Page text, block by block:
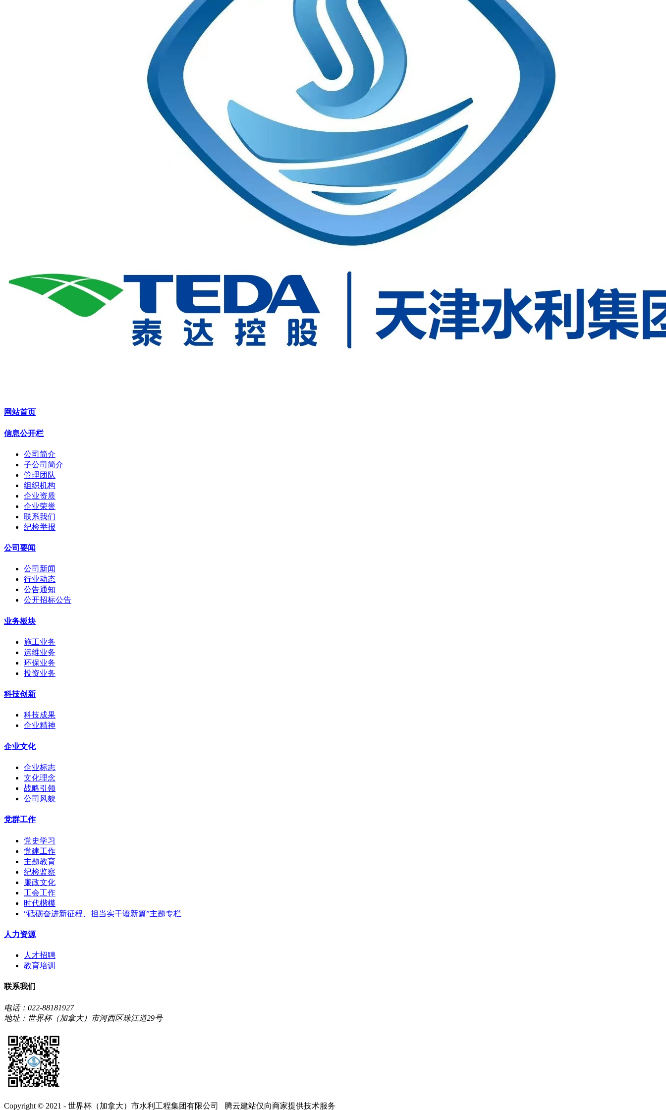
网站首页
信息公开栏
公司简介
子公司简介
管理团队
组织机构
企业资质
企业荣誉
联系我们
纪检举报
公司要闻
公司新闻
行业动态
公告通知
公开招标公告
业务板块
施工业务
运维业务
环保业务
投资业务
科技创新
科技成果
企业精神
企业文化
企业标志
文化理念
战略引领
公司风貌
党群工作
党史学习
党建工作
主题教育
纪检监察
廉政文化
工会工作
时代楷模
“砥砺奋进新征程、担当实干谱新篇”主题专栏
人力资源
人才招聘
教育培训
联系我们
电话：022-88181927
地址：世界杯（加拿大）市河西区珠江道29号
Copyright © 2021 - 世界杯（加拿大）市水利工程集团有限公司 腾云建站仅向商家提供技术服务